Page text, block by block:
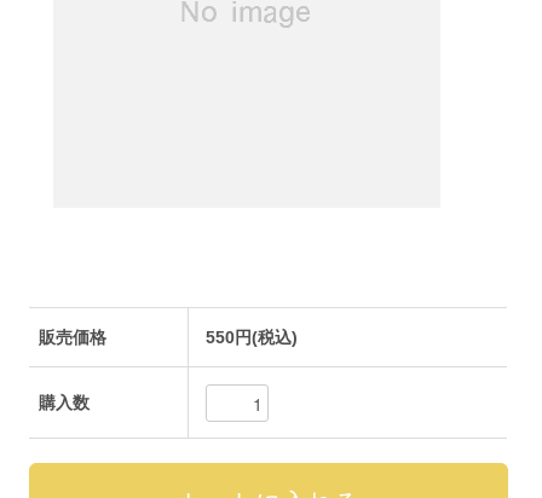
販売価格 550円(税込)
購入数